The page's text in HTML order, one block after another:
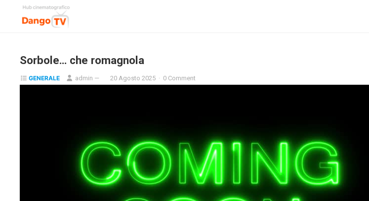
Sorbole… che romagnola
GENERALE admin — 20 Agosto 2025 · 0 Comment